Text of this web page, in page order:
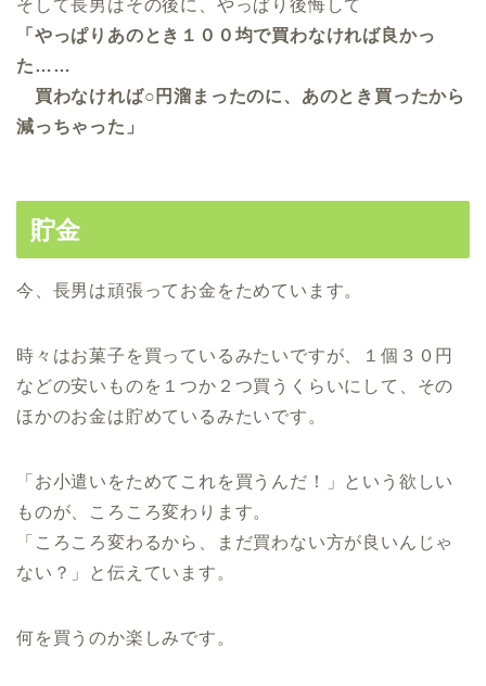
そして長男はその後に、やっぱり後悔して
「やっぱりあのとき１００均で買わなければ良かっ
た……
買わなければ○円溜まったのに、あのとき買ったから
減っちゃった」
貯金
今、長男は頑張ってお金をためています。
時々はお菓子を買っているみたいですが、１個３０円
などの安いものを１つか２つ買うくらいにして、その
ほかのお金は貯めているみたいです。
「お小遣いをためてこれを買うんだ！」という欲しい
ものが、ころころ変わります。
「ころころ変わるから、まだ買わない方が良いんじゃ
ない？」と伝えています。
何を買うのか楽しみです。